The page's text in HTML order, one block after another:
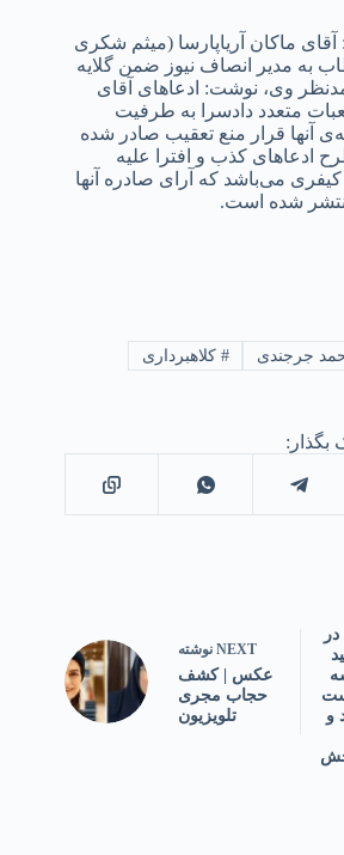
در ۱۱ تیرماه: آقای ماکان آریاپارسا (میثم شکری
به مدیر انصاف نیوز ضمن گلایه
وی، نوشت: ادعاهای آقای
متعدد دادسرا به طرفیت
آنها قرار منع تعقیب صادر شده
ادعاهای کذب و افترا علیه
می‌باشد که آرای صادره آنها
شده است.
جرجندی # کلاهبرداری
بگذار:
و
NEXT نوشته
عکس | کشف
حجاب مجری
تلویزیون